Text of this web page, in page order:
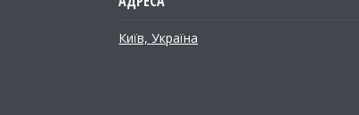
Київ, Україна